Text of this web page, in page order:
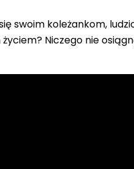
swoim koleżankom,
Niczego nie